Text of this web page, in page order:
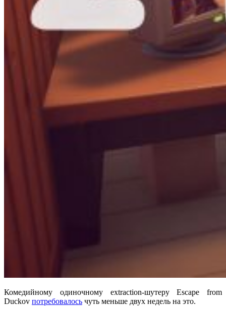
Комедийному одиночному extraction-шутеру Escape from
Duckov потребовалось чуть меньше двух недель на это.